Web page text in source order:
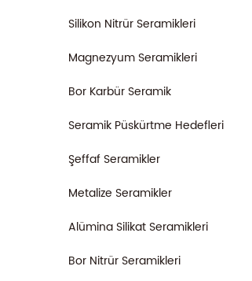
Silikon Nitrür Seramikleri
Magnezyum Seramikleri
Bor Karbür Seramik
Seramik Püskürtme Hedefleri
Şeffaf Seramikler
Metalize Seramikler
Alümina Silikat Seramikleri
Bor Nitrür Seramikleri